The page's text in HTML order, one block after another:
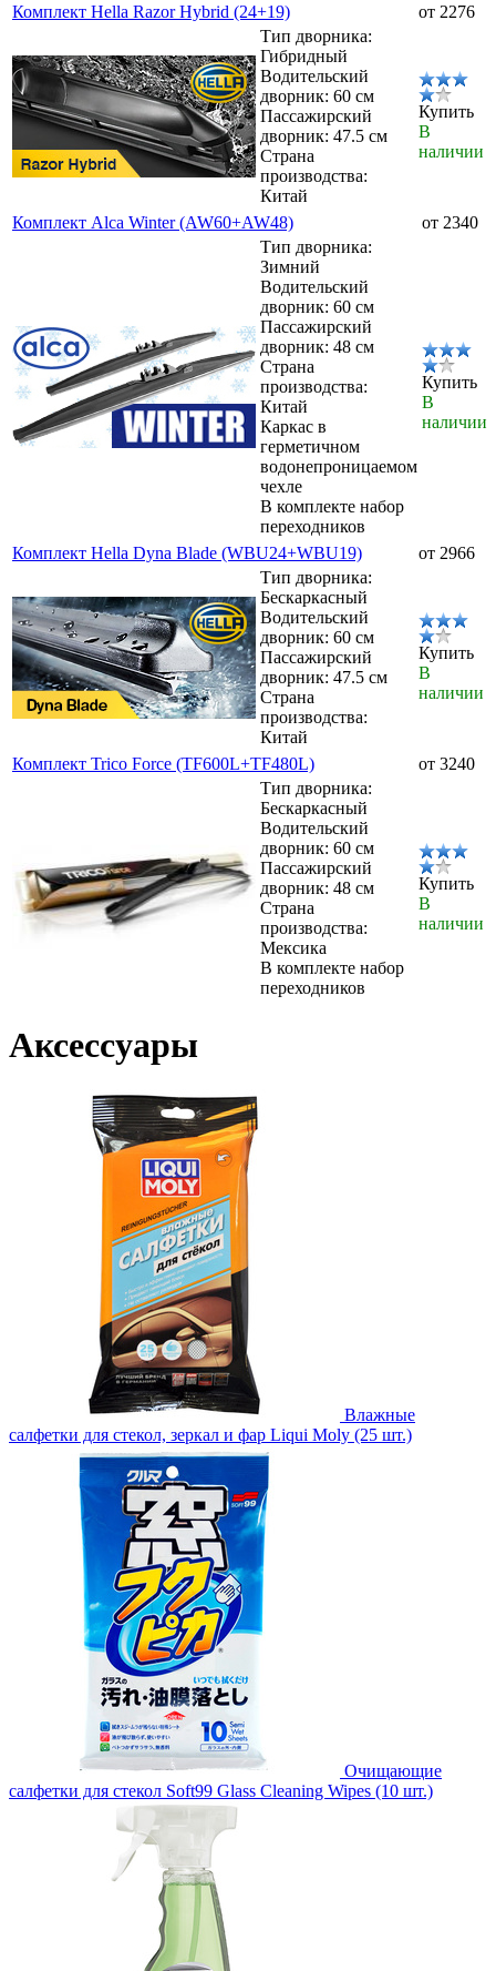
Комплект Hella Razor Hybrid (24+19)
от 2276
Тип дворника:
Гибридный
Водительский
дворник: 60 см
Пассажирский
дворник: 47.5 см
Страна
производства:
Китай
Купить
В
наличии
Комплект Alca Winter (AW60+AW48)
от 2340
Тип дворника:
Зимний
Водительский
дворник: 60 см
Пассажирский
дворник: 48 см
Страна
производства:
Китай
Каркас в
герметичном
водонепроницаемом
чехле
В комплекте набор
переходников
Купить
В
наличии
Комплект Hella Dyna Blade (WBU24+WBU19)
от 2966
Тип дворника:
Бескаркасный
Водительский
дворник: 60 см
Пассажирский
дворник: 47.5 см
Страна
производства:
Китай
Купить
В
наличии
Комплект Trico Force (TF600L+TF480L)
от 3240
Тип дворника:
Бескаркасный
Водительский
дворник: 60 см
Пассажирский
дворник: 48 см
Страна
производства:
Мексика
В комплекте набор
переходников
Купить
В
наличии
Аксессуары
Влажные
салфетки для стекол, зеркал и фар Liqui Moly (25 шт.)
Очищающие
салфетки для стекол Soft99 Glass Cleaning Wipes (10 шт.)